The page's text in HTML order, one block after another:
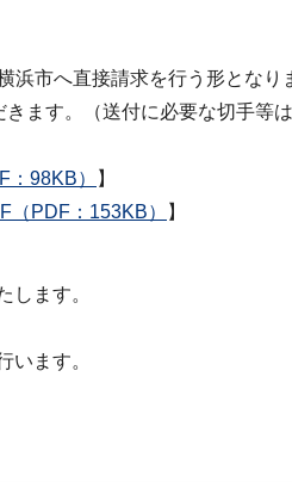
市へ直接請求を行う形とな
ます。（送付に必要な切手等
：98KB）
】
（PDF：153KB）
】
します。
います。